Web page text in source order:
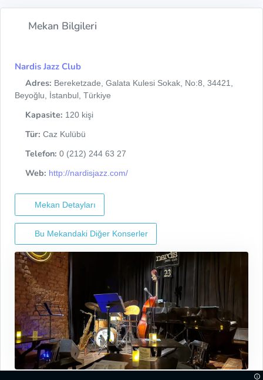
Mekan Bilgileri
Nardis Jazz Club
Adres: Bereketzade, Galata Kulesi Sokak, No:8, 34421,
Beyoğlu, İstanbul, Türkiye
Kapasite: 120 kişi
Tür: Caz Kulübü
Telefon: 0 (212) 244 63 27
Web: http://nardisjazz.com/
Mekan Detayları
Bu Mekandaki Diğer Konserler